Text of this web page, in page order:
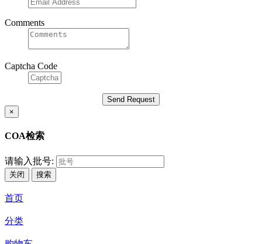
Comments
Captcha Code
×
COA检索
请输入批号:
关闭 搜索
首页
分类